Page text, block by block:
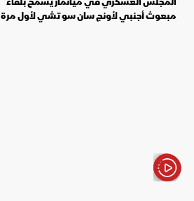
مبعوث أجنبي لأونج سان سو تشي لأول مرة